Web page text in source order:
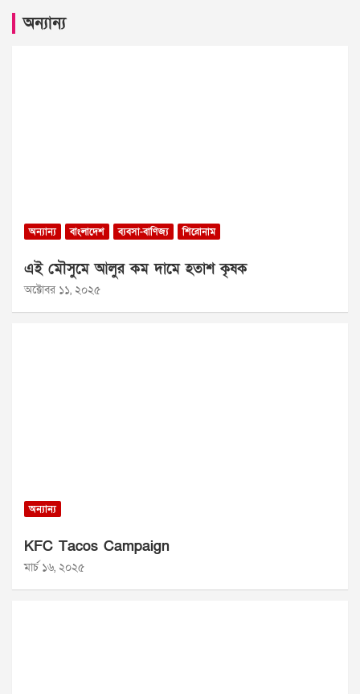
অন্যান্য
অন্যান্য বাংলাদেশ ব্যবসা-বাণিজ্য শিরোনাম
এই মৌসুমে আলুর কম দামে হতাশ কৃষক
অক্টোবর ১১, ২০২৫
অন্যান্য
KFC Tacos Campaign
মার্চ ১৬, ২০২৫